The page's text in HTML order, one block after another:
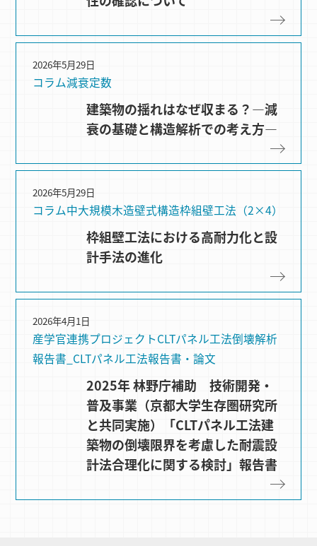
コラム減衰定数
2026年5月29日
建築物の揺れはなぜ収まる？―減
衰の基礎と構造解析での考え方―
コラム中大規模木造壁式構造枠組壁⼯法（2×4）
2026年5月29日
枠組壁工法における高耐力化と設
計手法の進化
産学官連携プロジェクトCLTパネル⼯法倒壊解析
報告書_CLTパネル工法報告書・論文
2026年4月1日
2025年 林野庁補助 技術開発・
普及事業（京都大学生存圏研究所
と共同実施）「CLTパネル工法建
築物の倒壊限界を考慮した耐震設
計法合理化に関する検討」報告書